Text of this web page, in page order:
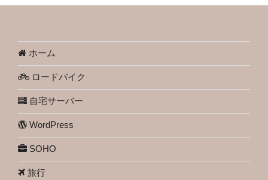
ホーム
ロードバイク
自宅サーバー
WordPress
SOHO
旅行